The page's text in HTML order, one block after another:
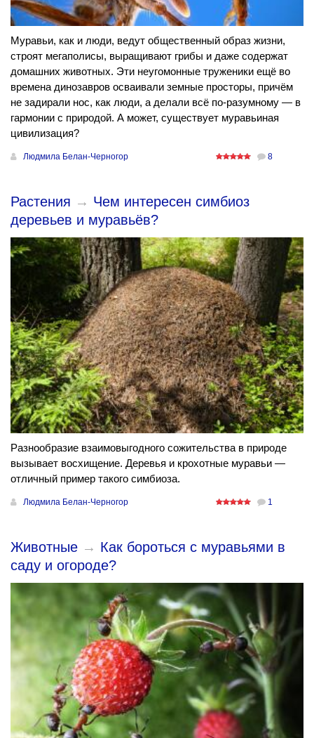
Муравьи, как и люди, ведут общественный образ жизни,
строят мегаполисы, выращивают грибы и даже содержат
домашних животных. Эти неугомонные труженики ещё во
времена динозавров осваивали земные просторы, причём
не задирали нос, как люди, а делали всё по-разумному — в
гармонии с природой. А может, существует муравьиная
цивилизация?
Людмила Белан-Черногор 8
Растения → Чем интересен симбиоз
деревьев и муравьёв?
Разнообразие взаимовыгодного сожительства в природе
вызывает восхищение. Деревья и крохотные муравьи —
отличный пример такого симбиоза.
Людмила Белан-Черногор 1
Животные → Как бороться с муравьями в
саду и огороде?